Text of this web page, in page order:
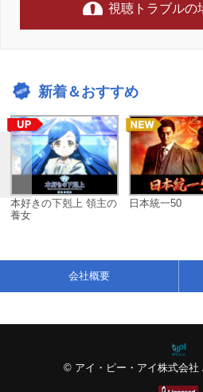
視聴トラブルの
新着＆おすすめ
本好きの下剋上 領主の
養女
日本統一50
© アイ・ピー・アイ株式会社
会社概要